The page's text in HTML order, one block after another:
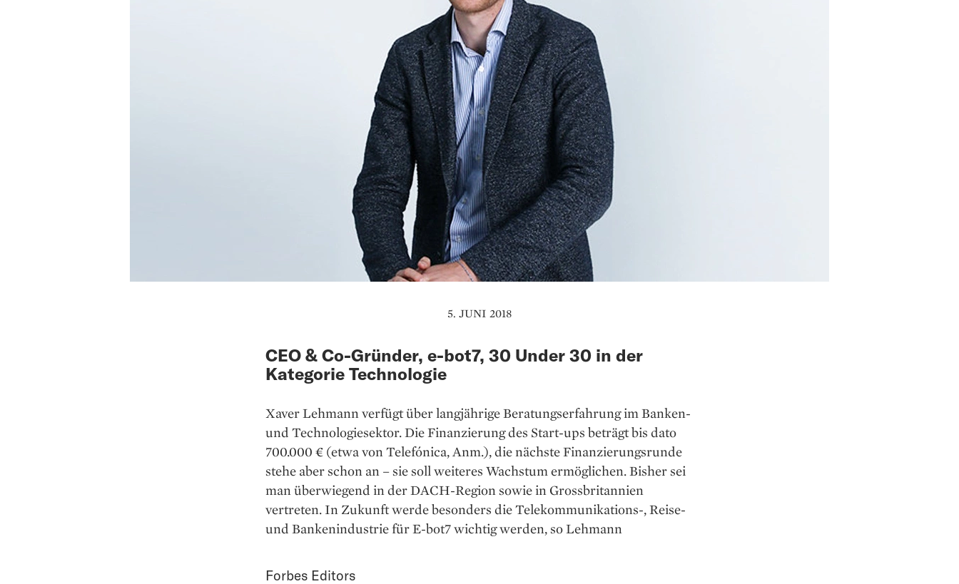
5. JUNI 2018
CEO & Co-Gründer, e-bot7, 30 Under 30 in der
Kategorie Technologie
Xaver Lehmann verfügt über langjährige Beratungserfahrung im Banken-
und Technologiesektor. Die Finanzierung des Start-ups beträgt bis dato
700.000 € (etwa von Telefónica, Anm.), die nächste Finanzierungsrunde
stehe aber schon an – sie soll weiteres Wachstum ermöglichen. Bisher sei
man überwiegend in der DACH-Region sowie in Grossbritannien
vertreten. In Zukunft werde besonders die Telekommunikations-, Reise-
und Bankenindustrie für E-bot7 wichtig werden, so Lehmann
Forbes Editors